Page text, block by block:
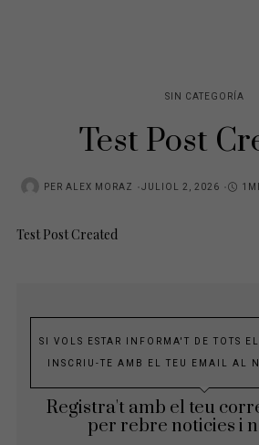
SIN CATEGORÍA
Test Post
PER ALEX MORAZ
POSTED
JULIOL 2, 2026
Test Post Created
SI VOLS ESTAR INFORMA'T DE TOTS
INSCRIU-TE AMB EL TEU EMAIL AL
Registra't amb el teu
per rebre noticies i